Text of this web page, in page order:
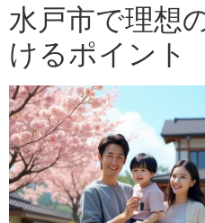
水戸市で理想
けるポイント